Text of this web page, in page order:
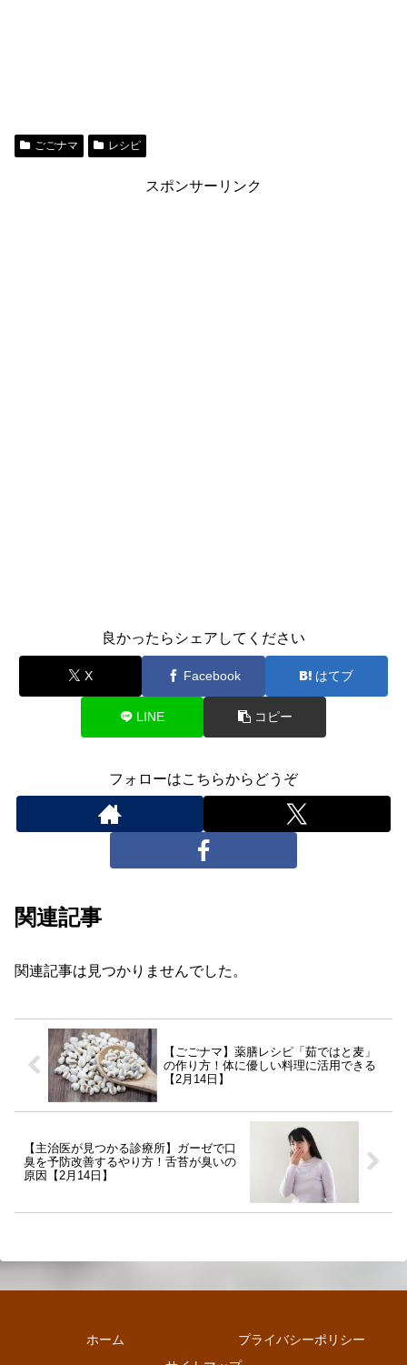
ごごナマ レシピ
スポンサーリンク
良かったらシェアしてください
X Facebook はてブ
LINE コピー
フォローはこちらからどうぞ
関連記事
関連記事は見つかりませんでした。
【ごごナマ】薬膳レシピ「茹ではと麦」
の作り方！体に優しい料理に活用できる
【2月14日】
【主治医が見つかる診療所】ガーゼで口
臭を予防改善するやり方！舌苔が臭いの
原因【2月14日】
ホーム
プライバシーポリシー